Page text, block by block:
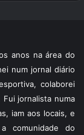
anos na área do
num jornal diário
colaborei
jornalista numa
iam aos locais, e
comunidade do